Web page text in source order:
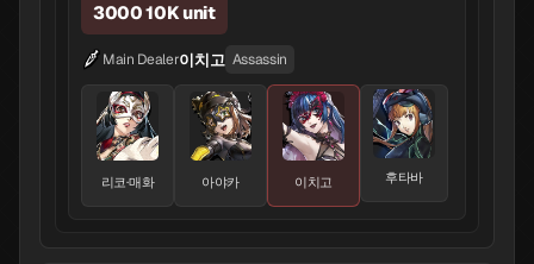
3000 10K unit
Main Dealer이치고 Assassin
리코·매화 아야카 이치고 후타바